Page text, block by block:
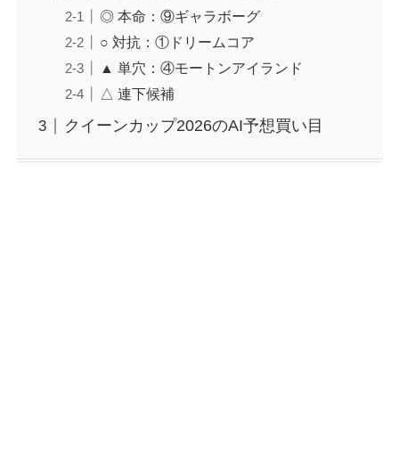
◎ 本命：⑨ギャラボーグ
○ 対抗：①ドリームコア
▲ 単穴：④モートンアイランド
△ 連下候補
クイーンカップ2026のAI予想買い目